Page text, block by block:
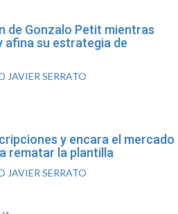
de Gonzalo Petit mientras
afina su estrategia de
JAVIER SERRATO
y encara el mercado
rematar la plantilla
JAVIER SERRATO